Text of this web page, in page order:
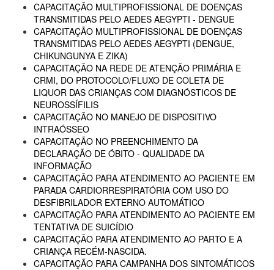
CAPACITAÇÃO MULTIPROFISSIONAL DE DOENÇAS
TRANSMITIDAS PELO AEDES AEGYPTI - DENGUE
CAPACITAÇÃO MULTIPROFISSIONAL DE DOENÇAS
TRANSMITIDAS PELO AEDES AEGYPTI (DENGUE,
CHIKUNGUNYA E ZIKA)
CAPACITAÇÃO NA REDE DE ATENÇÃO PRIMÁRIA E
CRMI, DO PROTOCOLO/FLUXO DE COLETA DE
LIQUOR DAS CRIANÇAS COM DIAGNÓSTICOS DE
NEUROSSÍFILIS
CAPACITAÇÃO NO MANEJO DE DISPOSITIVO
INTRAÓSSEO
CAPACITAÇÃO NO PREENCHIMENTO DA
DECLARAÇÃO DE ÓBITO - QUALIDADE DA
INFORMAÇÃO
CAPACITAÇÃO PARA ATENDIMENTO AO PACIENTE EM
PARADA CARDIORRESPIRATÓRIA COM USO DO
DESFIBRILADOR EXTERNO AUTOMÁTICO
CAPACITAÇÃO PARA ATENDIMENTO AO PACIENTE EM
TENTATIVA DE SUICÍDIO
CAPACITAÇÃO PARA ATENDIMENTO AO PARTO E A
CRIANÇA RECÉM-NASCIDA.
CAPACITAÇÃO PARA CAMPANHA DOS SINTOMÁTICOS